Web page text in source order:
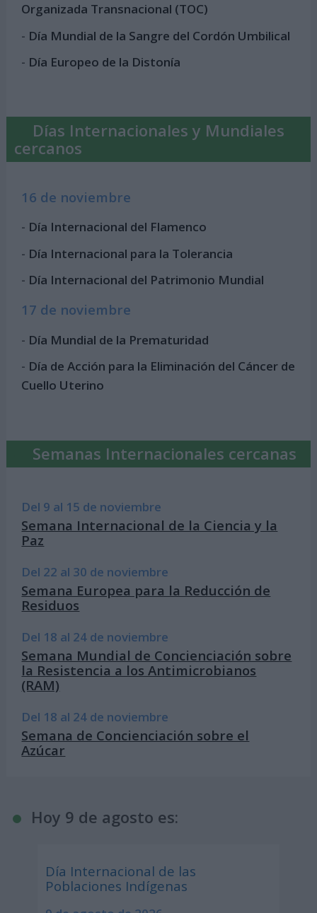
Organizada Transnacional (TOC)
- Día Mundial de la Sangre del Cordón Umbilical
- Día Europeo de la Distonía
Días Internacionales y Mundiales
cercanos
16 de noviembre
- Día Internacional del Flamenco
- Día Internacional para la Tolerancia
- Día Internacional del Patrimonio Mundial
17 de noviembre
- Día Mundial de la Prematuridad
- Día de Acción para la Eliminación del Cáncer de
Cuello Uterino
Semanas Internacionales cercanas
Del 9 al 15 de noviembre
Semana Internacional de la Ciencia y la
Paz
Del 22 al 30 de noviembre
Semana Europea para la Reducción de
Residuos
Del 18 al 24 de noviembre
Semana Mundial de Concienciación sobre
la Resistencia a los Antimicrobianos
(RAM)
Del 18 al 24 de noviembre
Semana de Concienciación sobre el
Azúcar
Hoy 9 de agosto es:
Día Internacional de las
Poblaciones Indígenas